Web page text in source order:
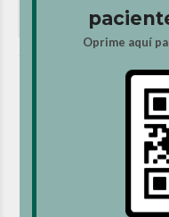
Oprime aquí